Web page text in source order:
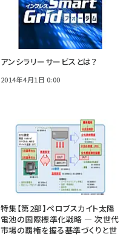
アンシラリーサービスとは？
2014年4月1日 0:00
特集【第2部】ペロブスカイト太陽
電池の国際標準化戦略 ― 次世代
市場の覇権を握る基準づくりと世